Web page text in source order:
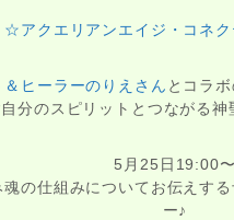
☆アクエリアンエイジ・コネ
＆ヒーラーのりえさん とコラ
分のスピリットとつながる神
5月25日19:00〜
の仕組みについてお伝えす
ー♪